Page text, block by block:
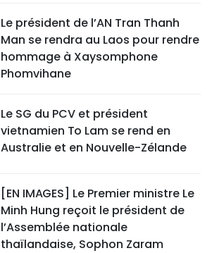
Le président de l’AN Tran Thanh
Man se rendra au Laos pour rendre
hommage à Xaysomphone
Phomvihane
Le SG du PCV et président
vietnamien To Lam se rend en
Australie et en Nouvelle-Zélande
[EN IMAGES] Le Premier ministre Le
Minh Hung reçoit le président de
l’Assemblée nationale
thaïlandaise, Sophon Zaram